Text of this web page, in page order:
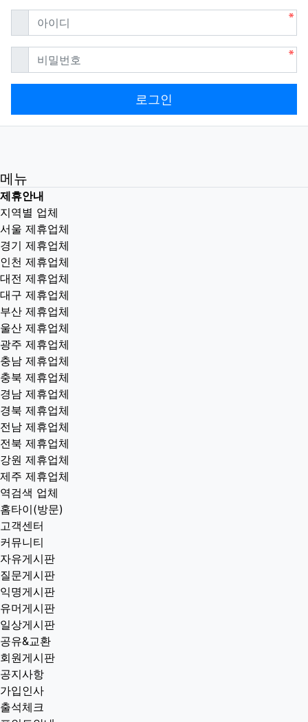
아이디필수
비밀번호필수
로그인
메뉴
제휴안내
지역별 업체
서울 제휴업체
경기 제휴업체
인천 제휴업체
대전 제휴업체
대구 제휴업체
부산 제휴업체
울산 제휴업체
광주 제휴업체
충남 제휴업체
충북 제휴업체
경남 제휴업체
경북 제휴업체
전남 제휴업체
전북 제휴업체
강원 제휴업체
제주 제휴업체
역검색 업체
홈타이(방문)
고객센터
커뮤니티
자유게시판
질문게시판
익명게시판
유머게시판
일상게시판
공유&교환
회원게시판
공지사항
가입인사
출석체크